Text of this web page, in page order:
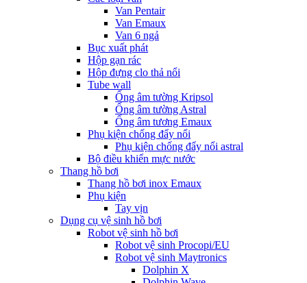
Van Pentair
Van Emaux
Van 6 ngả
Bục xuất phát
Hộp gạn rác
Hộp đựng clo thả nổi
Tube wall
Ống âm tường Kripsol
Ống âm tường Astral
Ống âm tương Emaux
Phụ kiện chống đẩy nổi
Phụ kiện chống đẩy nổi astral
Bộ điều khiển mực nước
Thang hồ bơi
Thang hồ bơi inox Emaux
Phụ kiện
Tay vịn
Dụng cụ vệ sinh hồ bơi
Robot vệ sinh hồ bơi
Robot vệ sinh Procopi/EU
Robot vệ sinh Maytronics
Dolphin X